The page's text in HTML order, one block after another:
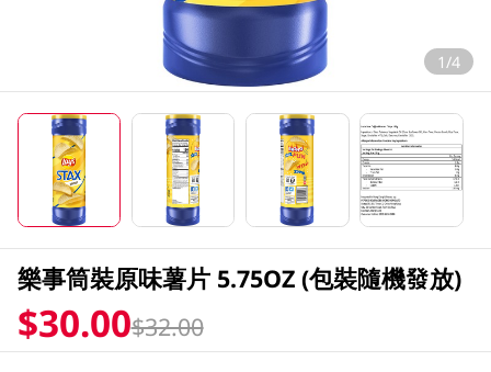
1/4
樂事筒裝原味薯片 5.75OZ (包裝隨機發放)
$30.00$32.00